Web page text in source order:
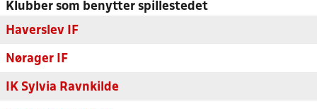
Klubber som benytter spillestedet
Haverslev IF
Nørager IF
IK Sylvia Ravnkilde